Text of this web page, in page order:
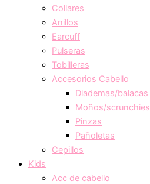
Collares
Anillos
Earcuff
Pulseras
Tobilleras
Accesorios Cabello
Diademas/balacas
Moños/scrunchies
Pinzas
Pañoletas
Cepillos
Kids
Acc de cabello